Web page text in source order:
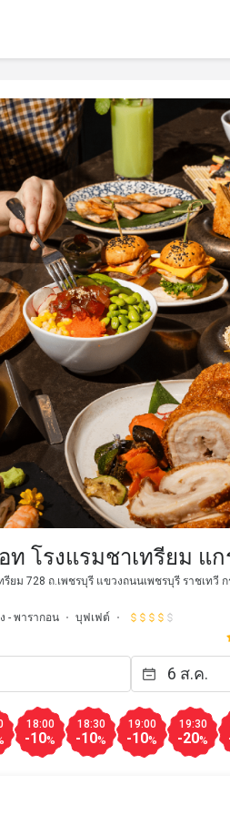
บริการดี
ได้รับประสบการณ์ดี
พ
ท โรงแรมชาเทรียม แ
รียม 728 ถ.เพชรบุรี แขวงถนนเพชรบุรี ราชเทวี ก
- พารากอน
บุฟเฟต์
18:00
-10%
18:30
-10%
19:00
-10%
19:30
-20%